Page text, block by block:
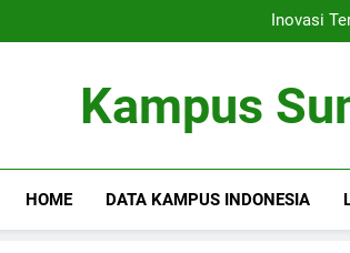
Inovasi
Inovasi
Kampus
HOME DATA KAMPUS INDONESIA